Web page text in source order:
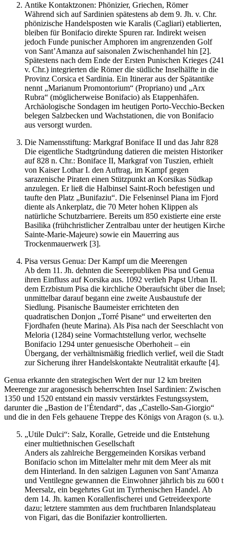
Antike Kontaktzonen: Phönizier, Griechen, Römer
Während sich auf Sardinien spätestens ab dem 9. Jh. v. Chr.
phönizische Handelsposten wie Karalis (Cagliari) etablierten,
bleiben für Bonifacio direkte Spuren rar. Indirekt weisen
jedoch Funde punischer Amphoren im angrenzenden Golf
von Sant’Amanza auf saisonalen Zwischenhandel hin [2].
Spätestens nach dem Ende der Ersten Punischen Krieges (241
v. Chr.) integrierten die Römer die südliche Inselhälfte in die
Provinz Corsica et Sardinia. Ein Itinerar aus der Spätantike
nennt „Marianum Promontorium“ (Propriano) und „Arx
Rubra“ (möglicherweise Bonifacio) als Etappenhäfen.
Archäologische Sondagen im heutigen Porto-Vecchio-Becken
belegen Salzbecken und Wachstationen, die von Bonifacio
aus versorgt wurden.
Die Namensstiftung: Markgraf Boniface II und das Jahr 828
Die eigentliche Stadtgründung datieren die meisten Historiker
auf 828 n. Chr.: Boniface II, Markgraf von Tuszien, erhielt
von Kaiser Lothar I. den Auftrag, im Kampf gegen
sarazenische Piraten einen Stützpunkt an Korsikas Südkap
anzulegen. Er ließ die Halbinsel Saint-Roch befestigen und
taufte den Platz „Bunifaziu“. Die Felseninsel Piana im Fjord
diente als Ankerplatz, die 70 Meter hohen Klippen als
natürliche Schutzbarriere. Bereits um 850 existierte eine erste
Basilika (frühchristlicher Zentralbau unter der heutigen Kirche
Sainte-Marie-Majeure) sowie ein Mauerring aus
Trockenmauerwerk [3].
Pisa versus Genua: Der Kampf um die Meerengen
Ab dem 11. Jh. dehnten die Seerepubliken Pisa und Genua
ihren Einfluss auf Korsika aus. 1092 verlieh Papst Urban II.
dem Erzbistum Pisa die kirchliche Oberaufsicht über die Insel;
unmittelbar darauf begann eine zweite Ausbaustufe der
Siedlung. Pisanische Baumeister errichteten den
quadratischen Donjon „Torré Pisane“ und erweiterten den
Fjordhafen (heute Marina). Als Pisa nach der Seeschlacht von
Meloria (1284) seine Vormachtstellung verlor, wechselte
Bonifacio 1294 unter genuesische Oberhoheit – ein
Übergang, der verhältnismäßig friedlich verlief, weil die Stadt
zur Sicherung ihrer Handelskontakte Neutralität erkaufte [4].
Genua erkannte den strategischen Wert der nur 12 km breiten
Meerenge zur aragonesisch beherrschten Insel Sardinien: Zwischen
1350 und 1520 entstand ein massiv verstärktes Festungssystem,
darunter die „Bastion de l’Étendard“, das „Castello-San-Giorgio“
und die in den Fels gehauene Treppe des Königs von Aragon (s. u.).
„Utile Dulci“: Salz, Koralle, Getreide und die Entstehung
einer multiethnischen Gesellschaft
Anders als zahlreiche Berggemeinden Korsikas verband
Bonifacio schon im Mittelalter mehr mit dem Meer als mit
dem Hinterland. In den salzigen Lagunen von Sant’Amanza
und Ventilegne gewannen die Einwohner jährlich bis zu 600 t
Meersalz, ein begehrtes Gut im Tyrrhenischen Handel. Ab
dem 14. Jh. kamen Korallenfischerei und Getreideexporte
dazu; letztere stammten aus dem fruchtbaren Inlandsplateau
von Figari, das die Bonifazier kontrollierten.